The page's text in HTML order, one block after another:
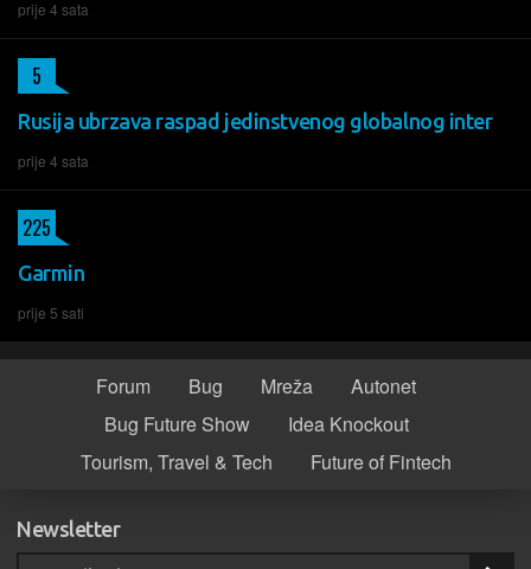
prije 4 sata
Rusija ubrzava raspad jedinstvenog globalnog inter
prije 4 sata
5
Garmin
prije 5 sati
225
Forum Bug Mreža
Autonet
Bug Future Show
Idea Knockout
Tourism, Travel & Tech
Future of Fintech
Newsletter